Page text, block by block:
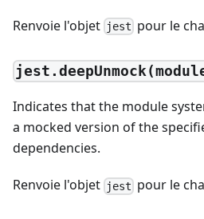
Renvoie l'objet jest pour le
Indicates that the module
a mocked version of the
dependencies.
Renvoie l'objet jest pour le